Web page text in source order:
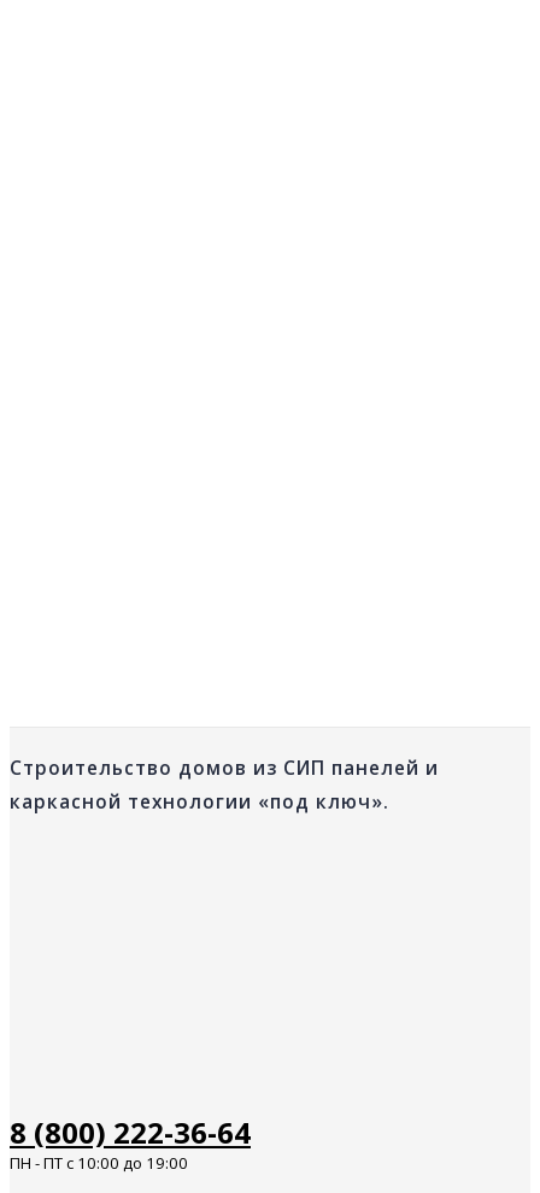
Строительство домов из СИП панелей и
каркасной технологии «под ключ».
8 (800) 222-36-64
ПН - ПТ с 10:00 до 19:00